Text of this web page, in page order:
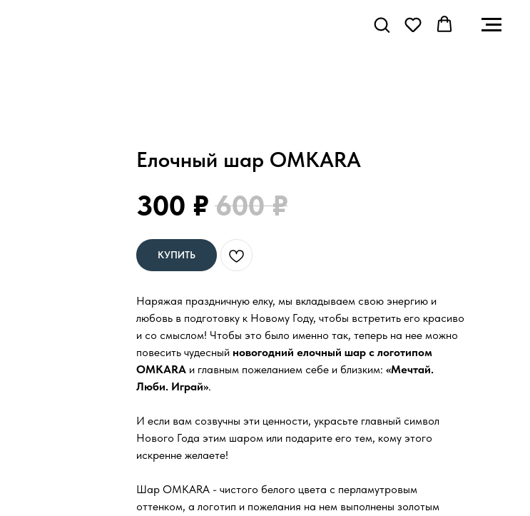
Елочный шар OMKARA
300 ₽ 600 ₽
КУПИТЬ
Наряжая праздничную елку, мы вкладываем свою энергию и
любовь в подготовку к Новому Году, чтобы встретить его красиво
и со смыслом! Чтобы это было именно так, теперь на нее можно
повесить чудесный новогодний елочный шар с логотипом
OMKARA и главным пожеланием себе и близким: «Мечтай.
Люби. Играй».
И если вам созвучны эти ценности, украсьте главный символ
Нового Года этим шаром или подарите его тем, кому этого
искренне желаете!
Шар OMKARA - чистого белого цвета с перламутровым
оттенком, а логотип и пожелания на нем выполнены золотым